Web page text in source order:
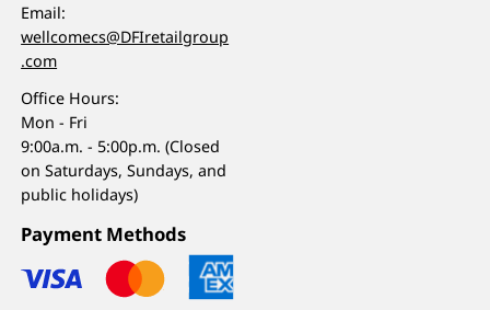
Email:
wellcomecs@DFIretailgroup
.com
Office Hours:
Mon - Fri
9:00a.m. - 5:00p.m. (Closed
on Saturdays, Sundays, and
public holidays)
Payment Methods